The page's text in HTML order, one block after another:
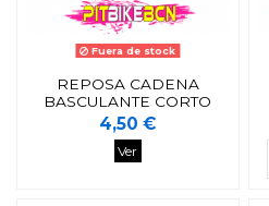
Fuera de stock
REPOSA CADENA
BASCULANTE CORTO
4,50 €
Ver